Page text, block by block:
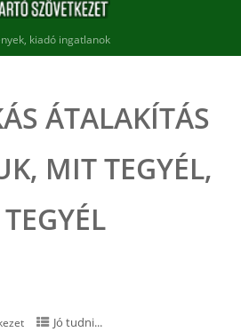
kiadó ingatlanok
ÁTALAKÍTÁS
MIT TEGYÉL,
Jó tudni...